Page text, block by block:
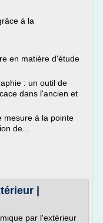
à la
en matière d'étude
: un outil de
dans l'ancien et
mesure à la pointe
de...
|
par l'extérieur